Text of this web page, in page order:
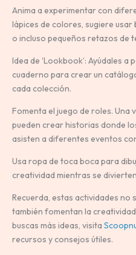
Anima a experimentar con
lápices de colores, sugiere
o incluso pequeños retazos de
Idea de ‘Lookbook’: Ayúdales a
cuaderno para crear un
cada colección.
Fomenta el juego de roles. Una
pueden crear historias donde
asisten a diferentes eventos
Usa ropa de toca boca para
creatividad mientras se
Recuerda, estas actividades no
también fomentan la
buscas más ideas, visita
recursos y consejos útiles.